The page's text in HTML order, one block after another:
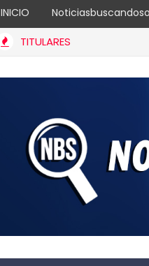
INICIO
TITULARES